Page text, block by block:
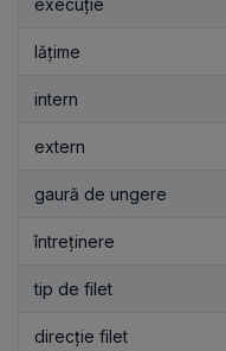
lățime
intern
extern
gaură de ungere
întreținere
tip de filet
direcție filet